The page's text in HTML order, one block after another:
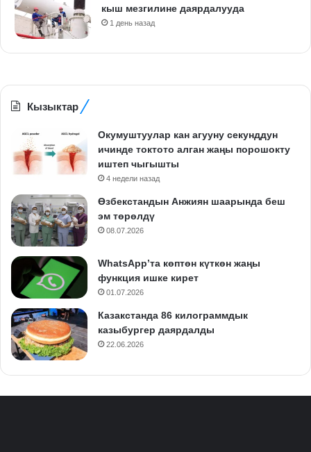
кыш мезгилине даярдалууда
1 день назад
Кызыктар
Окумуштуулар кан агууну секунддун
ичинде токтото алган жаңы порошокту
иштеп чыгышты
4 недели назад
Өзбекстандын Анжиян шаарында беш
эм төрөлдү
08.07.2026
WhatsApp’та көптөн күткөн жаңы
функция ишке кирет
01.07.2026
Казакстанда 86 килограммдык
казыбургер даярдалды
22.06.2026